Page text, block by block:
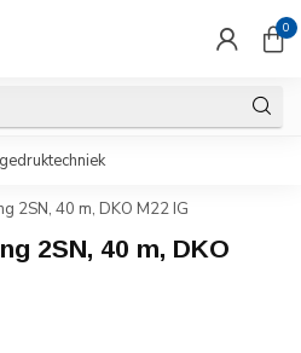
0
2SN, 40 m, DKO M22 IG
2SN, 40 m, DKO